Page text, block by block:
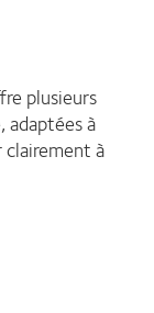
plusieurs
adaptées à
à